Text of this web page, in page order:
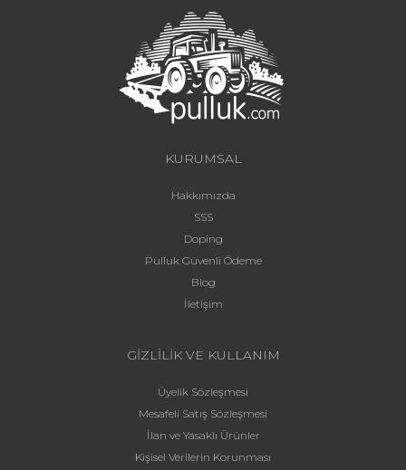
KURUMSAL
Hakkımızda
SSS
Doping
Pulluk Güvenli Ödeme
Blog
İletişim
GİZLİLİK VE KULLANIM
Üyelik Sözleşmesi
Mesafeli Satış Sözleşmesi
İlan ve Yasaklı Ürünler
Kişisel Verilerin Korunması